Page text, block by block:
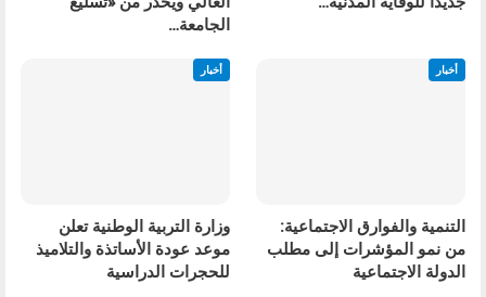
الجامعة…
أخبار
التنمية والفوارق الاجتماعية:
من نمو المؤشرات إلى مطلب
الدولة الاجتماعية
أخبار
وزارة التربية الوطنية تعلن
موعد عودة الأساتذة والتلاميذ
للحجرات الدراسية